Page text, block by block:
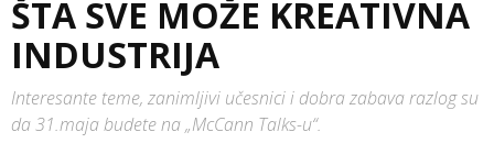
ŠTA SVE MOŽE KREATIVNA
INDUSTRIJA
Interesante teme, zanimljivi učesnici i dobra zabava razlog su
da 31.maja budete na „McCann Talks-u“.